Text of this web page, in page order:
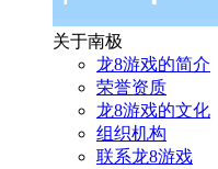
关于南极
龙8游戏的简介
荣誉资质
龙8游戏的文化
组织机构
联系龙8游戏